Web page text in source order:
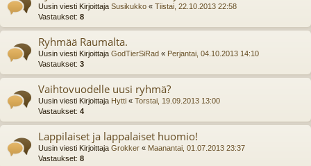
Uusin viesti Kirjoittaja Susikukko « Tiistai, 22.10.2013 22:58
Vastaukset: 8
Ryhmää Raumalta.
Uusin viesti Kirjoittaja GodTierSiRad « Perjantai, 04.10.2013 14:10
Vastaukset: 3
Vaihtovuodelle uusi ryhmä?
Uusin viesti Kirjoittaja Hytti « Torstai, 19.09.2013 13:00
Vastaukset: 4
Lappilaiset ja lappalaiset huomio!
Uusin viesti Kirjoittaja Grokker « Maanantai, 01.07.2013 23:37
Vastaukset: 8